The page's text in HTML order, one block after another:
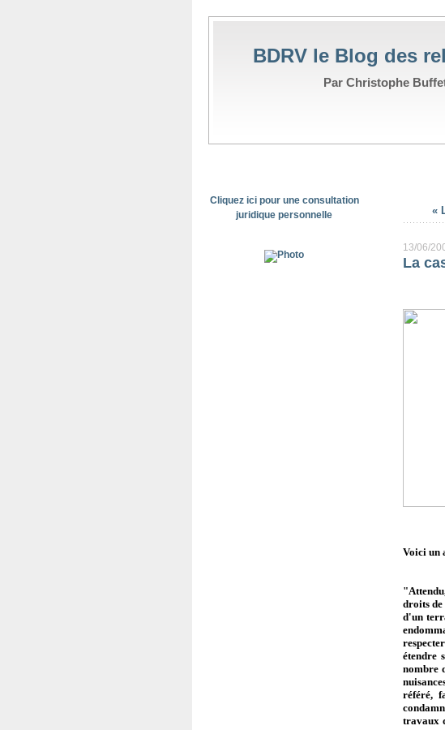
BDRV le Blog des
Par Christophe
Cliquez ici pour une consultation
juridique personnelle
«
13/06/
La
Voici un
droits
d'un
étendre
nombre
référé,
travaux